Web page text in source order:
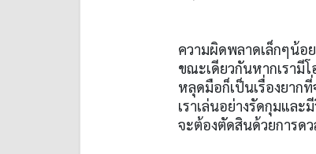
ความผิดพลาดเล็กๆน้อ
ขณะเดียวกันหากเรามี
หลุดมือก็เป็นเรื่องยาก
เราเล่นอย่างรัดกุมแล
จะต้องตัดสินด้วยการด